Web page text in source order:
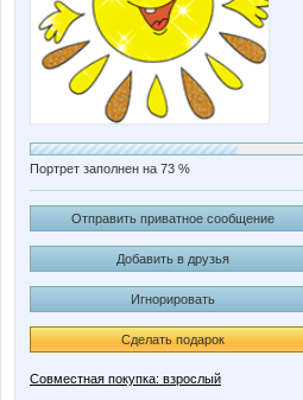
Портрет заполнен на 73 %
Отправить приватное сообщение
Добавить в друзья
Игнорировать
Сделать подарок
Совместная покупка: взрослый